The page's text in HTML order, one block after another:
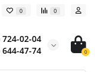
0 0
724-02-04
644-47-74
0